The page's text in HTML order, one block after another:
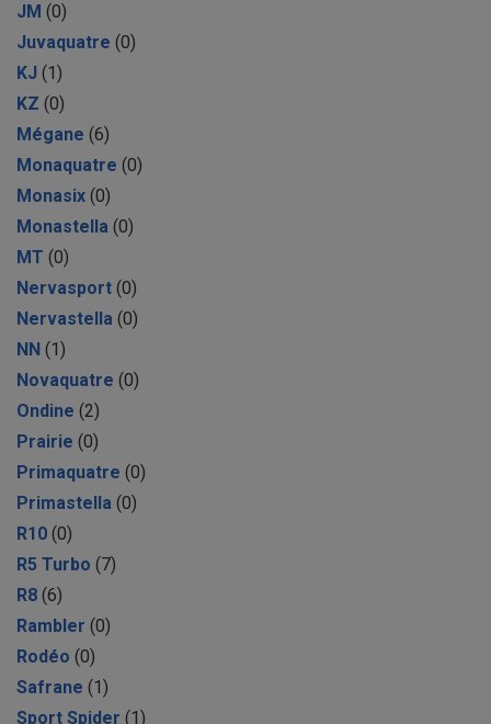
JM (0)
Juvaquatre (0)
KJ (1)
KZ (0)
Mégane (6)
Monaquatre (0)
Monasix (0)
Monastella (0)
MT (0)
Nervasport (0)
Nervastella (0)
NN (1)
Novaquatre (0)
Ondine (2)
Prairie (0)
Primaquatre (0)
Primastella (0)
R10 (0)
R5 Turbo (7)
R8 (6)
Rambler (0)
Rodéo (0)
Safrane (1)
Sport Spider (1)